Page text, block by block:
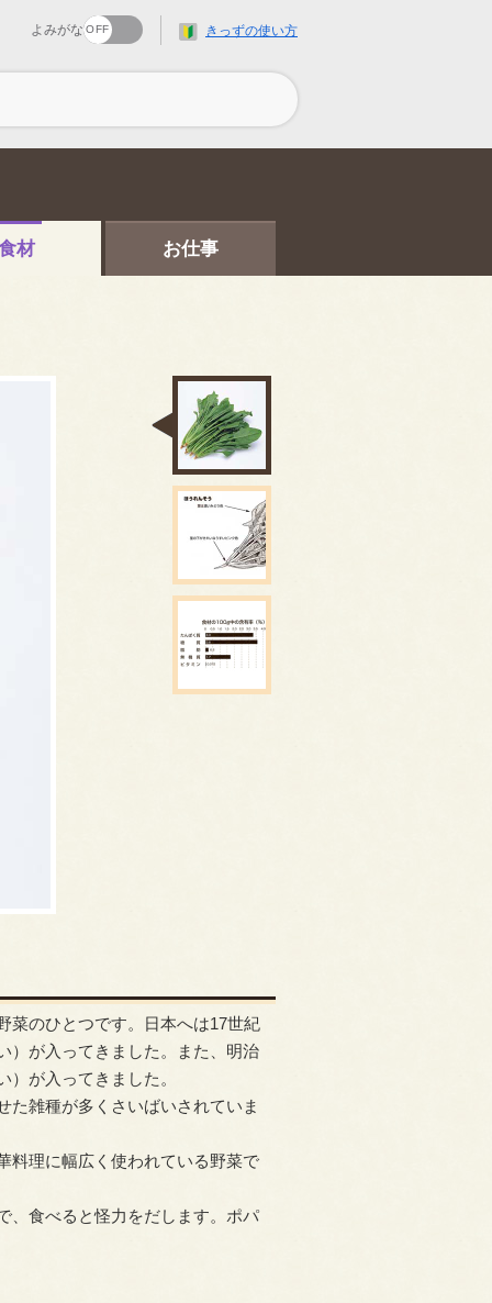
よみがな きっずの使い方
材 お仕事
菜のひとつです。日本へは17世紀
）が入ってきました。また、明治
が入ってきました。
た雑種が多くさいばいされていま
料理に幅広く使われている野菜で
、食べると怪力をだします。ポパ